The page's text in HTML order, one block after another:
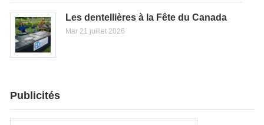
Les dentellières à la Fête du Canada
Mar 21 juillet 2026
Publicités